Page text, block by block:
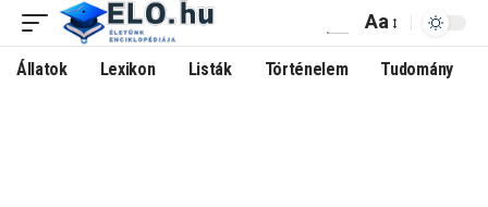
Aa
Állatok Lexikon Listák Történelem Tudomány